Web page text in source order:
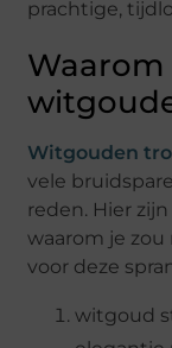
prachtige,
Witgouden
vele
reden. Hier
waarom je
voor deze
witgoud